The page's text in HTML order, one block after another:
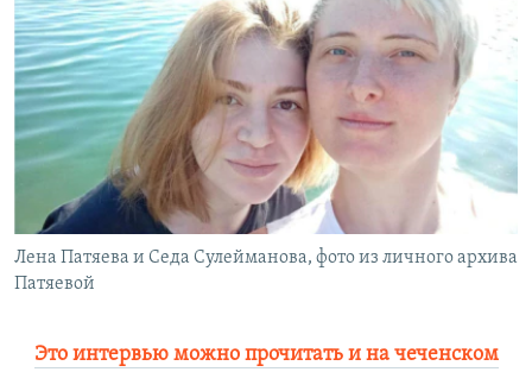
ПОДПИШИТЕСЬ НА РАССЫЛКУ
СОЦИАЛЬНЫЕ СЕТИ
Все сайты РСЕ/РС
Лена Патяева и Седа Сулейманова, фото из личного архива
Патяевой
Это интервью можно прочитать и на чеченском